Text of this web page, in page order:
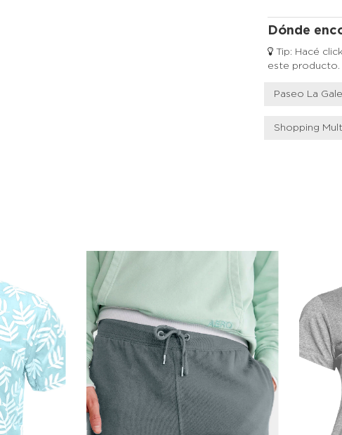
Dónde
Tip: Hacé
este producto.
Paseo La
Shopping